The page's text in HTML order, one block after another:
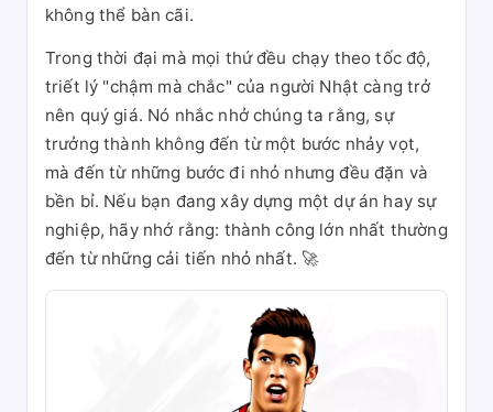
không thể bàn cãi.
Trong thời đại mà mọi thứ đều chạy theo tốc độ,
triết lý "chậm mà chắc" của người Nhật càng trở
nên quý giá. Nó nhắc nhở chúng ta rằng, sự
trưởng thành không đến từ một bước nhảy vọt,
mà đến từ những bước đi nhỏ nhưng đều đặn và
bền bỉ. Nếu bạn đang xây dựng một dự án hay sự
nghiệp, hãy nhớ rằng: thành công lớn nhất thường
đến từ những cải tiến nhỏ nhất. 🚀